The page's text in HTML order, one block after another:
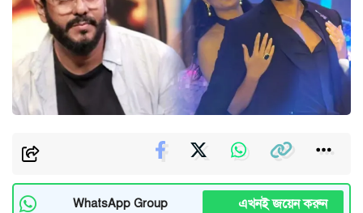
WhatsApp Group এখনই জয়েন করুন